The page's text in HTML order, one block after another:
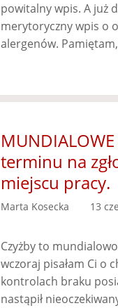
powitalny wpis. A już
merytoryczny wpis o
alergenów.
terminu na
miejscu pracy.
Marta Kosecka 13
Czyżby to
wczoraj pisałam Ci o
kontrolach braku
nastąpił